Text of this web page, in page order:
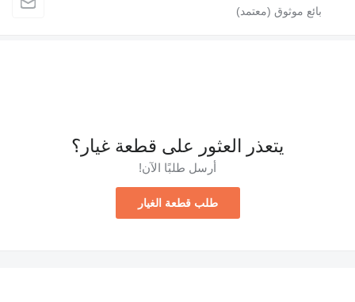
يتعذر العثور على قطعة غيار؟
أرسل طلبًا الآن!
طلب قطعة الغيار